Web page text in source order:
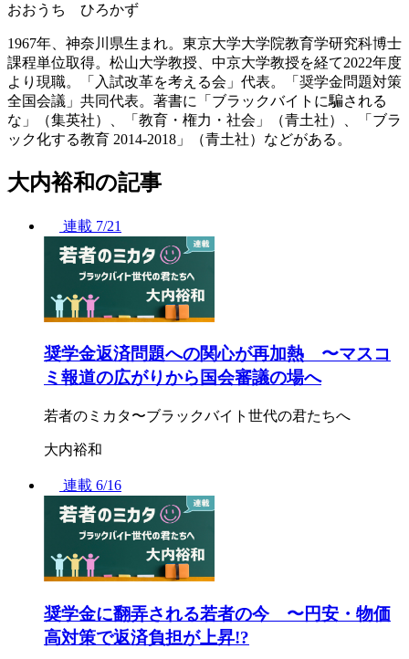
おおうち ひろかず
1967年、神奈川県生まれ。東京大学大学院教育学研究科博士
課程単位取得。松山大学教授、中京大学教授を経て2022年度
より現職。「入試改革を考える会」代表。「奨学金問題対策
全国会議」共同代表。著書に「ブラックバイトに騙される
な」（集英社）、「教育・権力・社会」（青土社）、「ブラ
ック化する教育 2014-2018」（青土社）などがある。
大内裕和の記事
連載 7/21
奨学金返済問題への関心が再加熱 〜マスコ
ミ報道の広がりから国会審議の場へ
若者のミカタ〜ブラックバイト世代の君たちへ
大内裕和
連載 6/16
奨学金に翻弄される若者の今 〜円安・物価
高対策で返済負担が上昇!?